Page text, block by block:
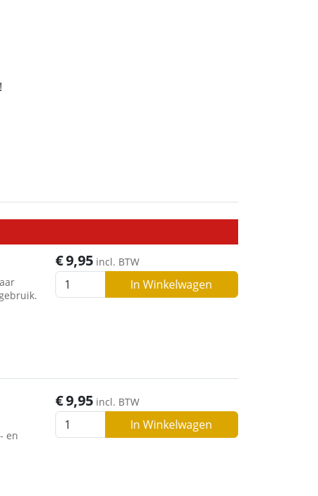
€9,95 incl. BTW
In Winkelwagen
€9,95 incl. BTW
In Winkelwagen
en